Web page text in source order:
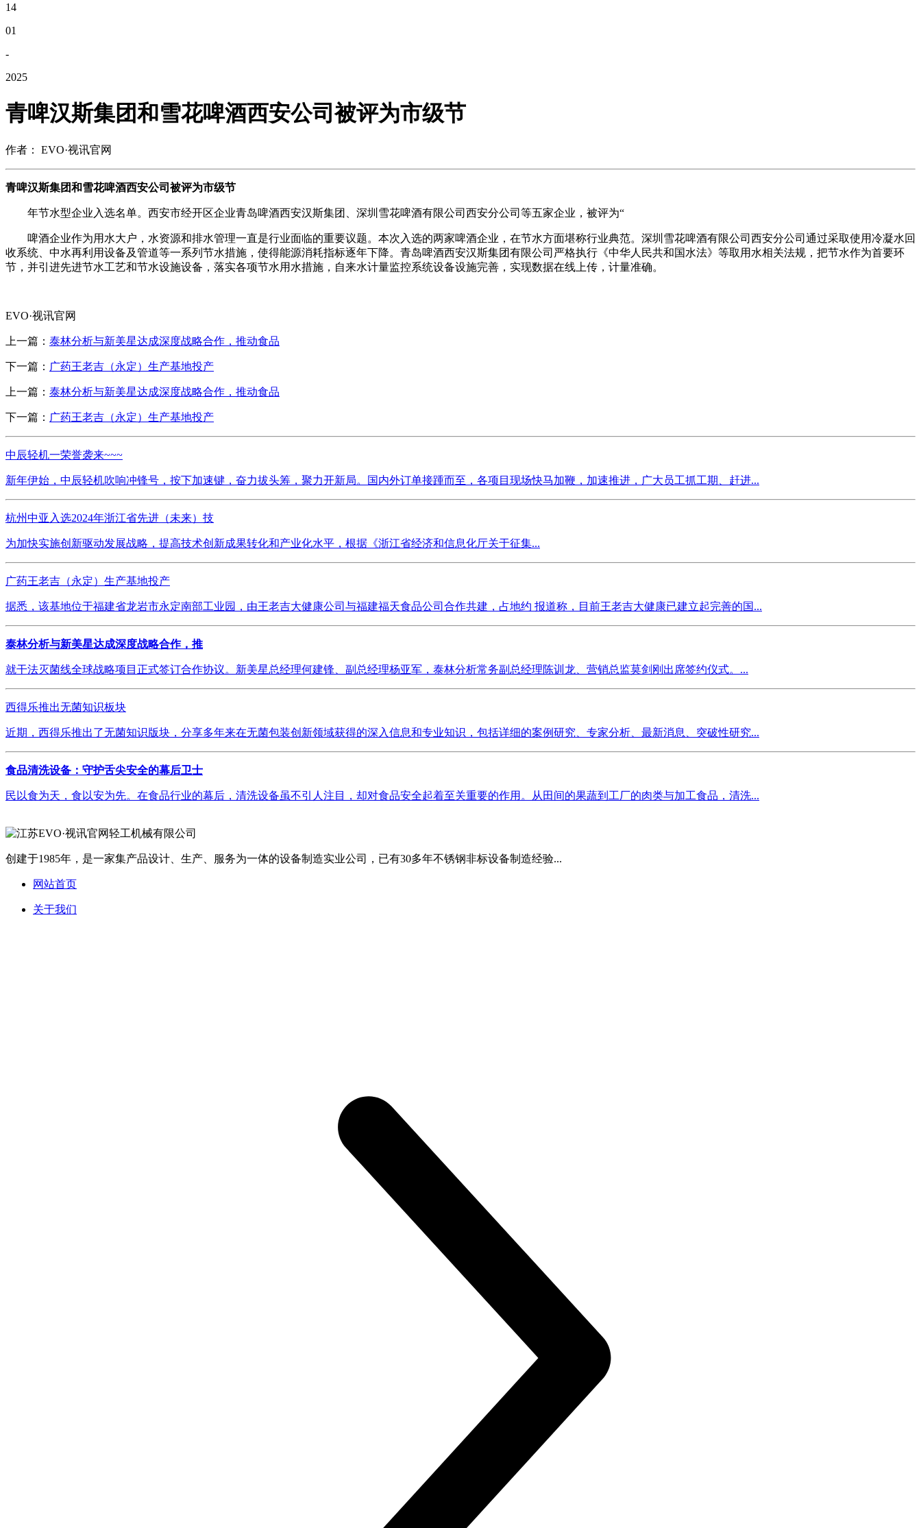
14
01
-
2025
青啤汉斯集团和雪花啤酒西安公司被评为市级节
作者： EVO·视讯官网
青啤汉斯集团和雪花啤酒西安公司被评为市级节
年节水型企业入选名单。西安市经开区企业青岛啤酒西安汉斯集团、深圳雪花啤酒有限公司西安分公司等五家企业，被评为“
啤酒企业作为用水大户，水资源和排水管理一直是行业面临的重要议题。本次入选的两家啤酒企业，在节水方面堪称行业典范。深圳雪花啤酒有限公司西安分公司通过采取使用冷凝水回
收系统、中水再利用设备及管道等一系列节水措施，使得能源消耗指标逐年下降。青岛啤酒西安汉斯集团有限公司严格执行《中华人民共和国水法》等取用水相关法规，把节水作为首要环
节，并引进先进节水工艺和节水设施设备，落实各项节水用水措施，自来水计量监控系统设备设施完善，实现数据在线上传，计量准确。
EVO·视讯官网
上一篇： 泰林分析与新美星达成深度战略合作，推动食品
下一篇： 广药王老吉（永定）生产基地投产
上一篇： 泰林分析与新美星达成深度战略合作，推动食品
下一篇： 广药王老吉（永定）生产基地投产
中辰轻机一荣誉袭来~~~
新年伊始，中辰轻机吹响冲锋号，按下加速键，奋力拔头筹，聚力开新局。国内外订单接踵而至，各项目现场快马加鞭，加速推进，广大员工抓工期、赶进...
杭州中亚入选2024年浙江省先进（未来）技
为加快实施创新驱动发展战略，提高技术创新成果转化和产业化水平，根据《浙江省经济和信息化厅关于征集...
广药王老吉（永定）生产基地投产
据悉，该基地位于福建省龙岩市永定南部工业园，由王老吉大健康公司与福建福天食品公司合作共建，占地约 报道称，目前王老吉大健康已建立起完善的国...
泰林分析与新美星达成深度战略合作，推
就干法灭菌线全球战略项目正式签订合作协议。新美星总经理何建锋、副总经理杨亚军，泰林分析常务副总经理陈训龙、营销总监莫剑刚出席签约仪式。...
西得乐推出无菌知识板块
近期，西得乐推出了无菌知识版块，分享多年来在无菌包装创新领域获得的深入信息和专业知识，包括详细的案例研究、专家分析、最新消息、突破性研究...
食品清洗设备：守护舌尖安全的幕后卫士
民以食为天，食以安为先。在食品行业的幕后，清洗设备虽不引人注目，却对食品安全起着至关重要的作用。从田间的果蔬到工厂的肉类与加工食品，清洗...
创建于1985年，是一家集产品设计、生产、服务为一体的设备制造实业公司，已有30多年不锈钢非标设备制造经验...
网站首页
关于我们